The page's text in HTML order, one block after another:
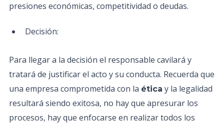
presiones económicas, competitividad o deudas.
Decisión:
Para llegar a la decisión el responsable cavilará y
tratará de justificar el acto y su conducta. Recuerda que
una empresa comprometida con la ética y la legalidad
resultará siendo exitosa, no hay que apresurar los
procesos, hay que enfocarse en realizar todos los